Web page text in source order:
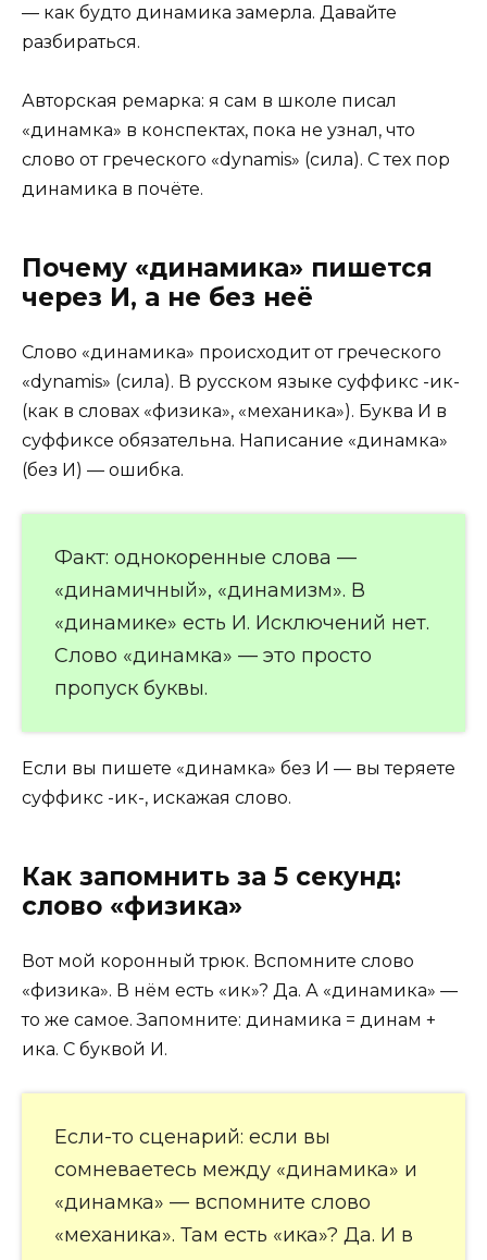
— как будто динамика замерла. Давайте
разбираться.
Авторская ремарка: я сам в школе писал
«динамка» в конспектах, пока не узнал, что
слово от греческого «dynamis» (сила). С тех пор
динамика в почёте.
Почему «динамика» пишется
через И, а не без неё
Слово «динамика» происходит от греческого
«dynamis» (сила). В русском языке суффикс -ик-
(как в словах «физика», «механика»). Буква И в
суффиксе обязательна. Написание «динамка»
(без И) — ошибка.
Факт: однокоренные слова —
«динамичный», «динамизм». В
«динамике» есть И. Исключений нет.
Слово «динамка» — это просто
пропуск буквы.
Если вы пишете «динамка» без И — вы теряете
суффикс -ик-, искажая слово.
Как запомнить за 5 секунд:
слово «физика»
Вот мой коронный трюк. Вспомните слово
«физика». В нём есть «ик»? Да. А «динамика» —
то же самое. Запомните: динамика = динам +
ика. С буквой И.
Если-то сценарий: если вы
сомневаетесь между «динамика» и
«динамка» — вспомните слово
«механика». Там есть «ика»? Да. И в